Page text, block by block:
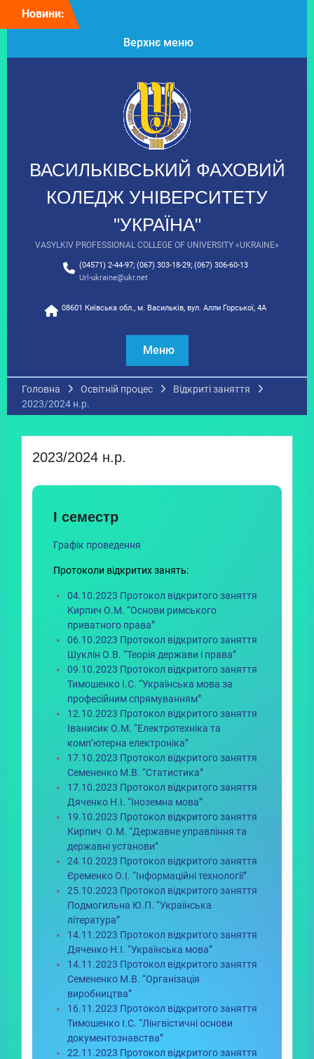
Новини:
фахового коледжу щиро
вітає президента
Таланчука Петра
Михайловича з Днем
народження!
Вітаємо з Днем
вишиванки!
майбутнє!
З Днем Української
Державності!
Верхнє меню
ВАСИЛЬКІВСЬКИЙ ФАХОВИЙ
КОЛЕДЖ УНІВЕРСИТЕТУ
"УКРАЇНА"
VASYLKIV PROFESSIONAL COLLEGE OF UNIVERSITY «UKRAINE»
(04571) 2-44-97; (067) 303-18-29; (067) 306-60-13
Url-ukraine@ukr.net
08601 Київська обл., м. Васильків, вул. Алли Горської, 4А
Меню
Головна Освітній процес
Відкриті заняття
2023/2024 н.р.
2023/2024 н.р.
І семестр
Графік проведення
Протоколи відкритих занять:
04.10.2023 Протокол відкритого заняття
Кирпич О.М. “Основи римського
приватного права”
06.10.2023 Протокол відкритого заняття
Шуклін О.В. “Теорія держави і права”
09.10.2023 Протокол відкритого заняття
Тимошенко І.С. “Українська мова за
професійним спрямуванням”
12.10.2023 Протокол відкритого заняття
Іванисик О.М. “Електротехніка та
комп’ютерна електроніка”
17.10.2023 Протокол відкритого заняття
Семененко М.В. “Статистика”
17.10.2023 Протокол відкритого заняття
Дяченко Н.І. “Іноземна мова”
19.10.2023 Протокол відкритого заняття
Кирпич О.М. “Державне управління та
державні установи”
24.10.2023 Протокол відкритого заняття
Єременко О.І. “Інформаційні технології”
25.10.2023 Протокол відкритого заняття
Подмогильна Ю.П. “Українська
література”
14.11.2023 Протокол відкритого заняття
Дяченко Н.І. “Українська мова”
14.11.2023 Протокол відкритого заняття
Семененко М.В. “Організація
виробництва”
16.11.2023 Протокол відкритого заняття
Тимошенко І.С. “Лінгвістичні основи
документознавства”
22.11.2023 Протокол відкритого заняття